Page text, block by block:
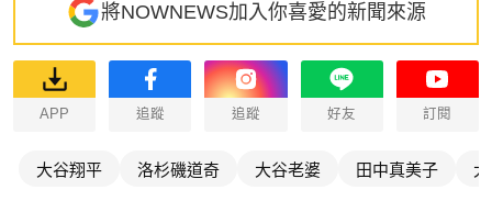
將NOWNEWS加入你喜愛的新聞來源
APP 追蹤 追蹤 好友 訂閱
大谷翔平 洛杉磯道奇 大谷老婆 田中真美子